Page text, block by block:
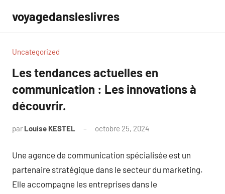
contenu
voyagedansleslivres
Uncategorized
Les tendances actuelles en
communication : Les innovations à
découvrir.
par Louise KESTEL octobre 25, 2024
Une agence de communication spécialisée est un
partenaire stratégique dans le secteur du marketing.
Elle accompagne les entreprises dans le